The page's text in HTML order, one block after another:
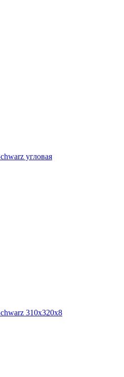
угловая
310х320х8